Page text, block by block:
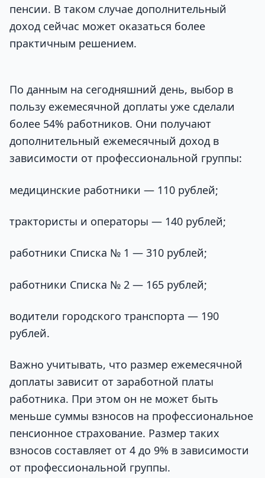
пенсии. В таком случае дополнительный
доход сейчас может оказаться более
практичным решением.
По данным на сегодняшний день, выбор в
пользу ежемесячной доплаты уже сделали
более 54% работников. Они получают
дополнительный ежемесячный доход в
зависимости от профессиональной группы:
медицинские работники — 110 рублей;
трактористы и операторы — 140 рублей;
работники Списка № 1 — 310 рублей;
работники Списка № 2 — 165 рублей;
водители городского транспорта — 190
рублей.
Важно учитывать, что размер ежемесячной
доплаты зависит от заработной платы
работника. При этом он не может быть
меньше суммы взносов на профессиональное
пенсионное страхование. Размер таких
взносов составляет от 4 до 9% в зависимости
от профессиональной группы.